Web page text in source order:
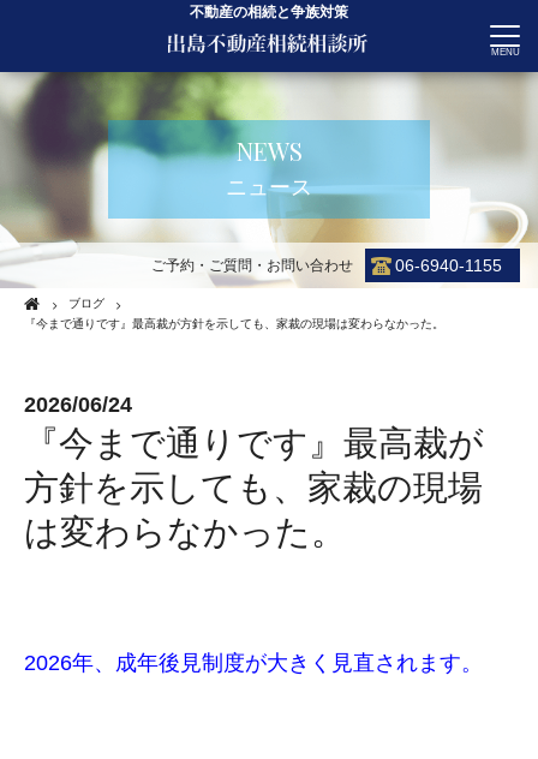
不動産の相続と争族対策
CONTACT
NEWS
ニュース
ご予約・ご質問・お問い合わせ 06-6940-1155
ブログ
『今まで通りです』最高裁が方針を示しても、家裁の現場は変わらなかった。
2026/06/24
『今まで通りです』最高裁が
方針を示しても、家裁の現場
は変わらなかった。
2026年、成年後見制度が大きく見直されます。